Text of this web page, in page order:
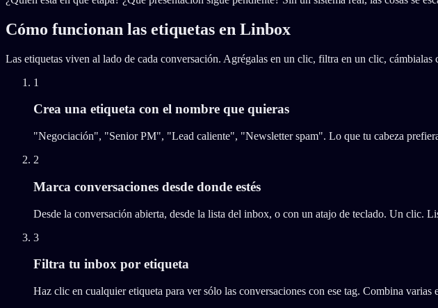
Cómo funcionan las etiquetas en Linbox
Las etiquetas viven al lado de cada conversación. Agrégalas en un clic, filtra en un clic, cámbialas
1
Crea una etiqueta con el nombre que quieras
"Negociación", "Senior PM", "Lead caliente", "Newsletter spam". Lo que tu cabeza
2
Marca conversaciones desde donde estés
Desde la conversación abierta, desde la lista del inbox, o con un atajo de teclado. Un clic.
3
Filtra tu inbox por etiqueta
Haz clic en cualquier etiqueta para ver sólo las conversaciones con ese tag. Combina varias